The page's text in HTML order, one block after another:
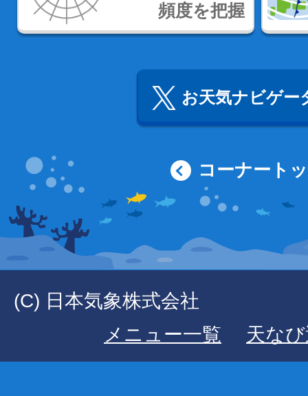
頻度を把握
お天気ナビゲー
コーナート
(C) 日本気象株式会社
メニュー一覧
天な